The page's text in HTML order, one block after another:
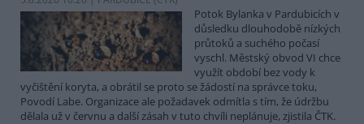
Potok Bylanka v Pardubicích v
důsledku dlouhodobě nízkých
průtoků a suchého počasí
vyschl. Městský obvod VI chce
využít období bez vody k
vyčištění koryta, a obrátil se proto se žádostí na správce toku,
Povodí Labe. Organizace ale požadavek odmítla s tím, že údržbu
dělala už v červnu a další zásah v tuto chvíli neplánuje, zjistila ČTK.